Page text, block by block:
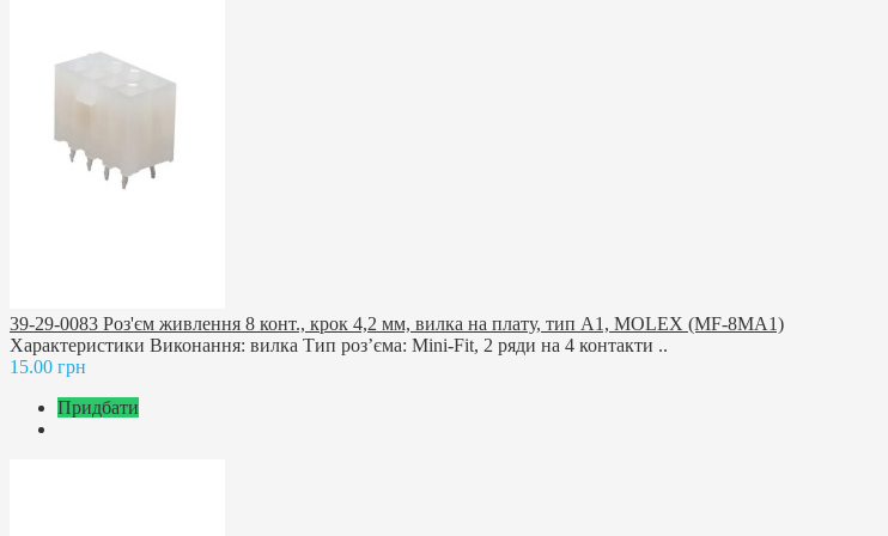
39-29-0083 Роз'єм живлення 8 конт., крок 4,2 мм, вилка на плату, тип A1, MOLEX (MF-8MA1)
Характеристики Виконання: вилка Тип роз’єма: Mini-Fit, 2 ряди на 4 контакти ..
15.00 грн
Придбати